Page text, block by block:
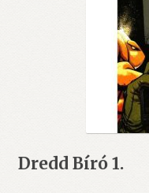
Dredd Bíró 1.